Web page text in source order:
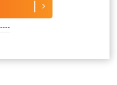
----